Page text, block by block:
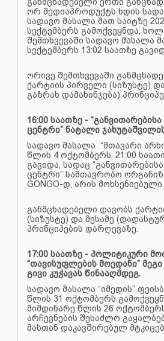
ორ მედიაპროდუქტს ხდის
სადავო მასალა მათ საიტზე
სექტემბერს გამოქვეყნდა,
შემთხვევაში სადავო მასალა
სექტემბერს 13:02 საათზე
ორივე შემთხვევაში
ქარტიის პირველი (სიზუსტე)
გაზრახ დამახინჯება)
16:00 საათზე -
ცენტრი” ნატალი
სადავო მასალა “მთავარი
წლის 4 ოქტომბერს, 21:00
გავიდა, სადაც
ცენტრი” სამთავრობო
GONGO-დ, არის მოხსენიებული.
განმცხადებელი დავობს
(სიზუსტე) და მესამე
პრინციპების დარღევაზე.
17:00 საათზე - პოლიტიკური
“თავისუფლების მოედანი”
გივი კუჭავას წინააღმდეგ.
სადავო მასალა “იმედის”
წლის 31 ოქტომბერს
მიმდინარე წლის 26
არჩევნების შესაძლო
მასთან დაკავშირებულ